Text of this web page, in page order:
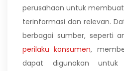
perusahaan untuk
terinformasi dan relevan.
berbagai sumber, seperti
perilaku konsumen,
dapat digunakan untuk